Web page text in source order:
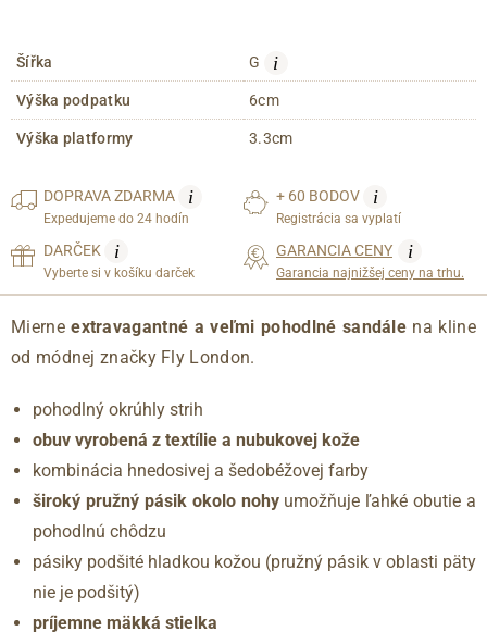
Šířka G i
Výška podpatku 6cm
Výška platformy 3.3cm
DOPRAVAZDARMA i
Expedujeme do 24 hodín
+ 60 BODOV i
Registrácia sa vyplatí
DARČEK i
Vyberte si v košíku darček
GARANCIA CENY i
Garancia najnižšej ceny na trhu.
Mierneextravagantné a veľmi pohodlné sandále na kline
od módnej značky Fly London.
pohodlný okrúhly strih
obuv vyrobená z textílie a nubukovej kože
kombinácia hnedosivej a šedobéžovej farby
široký pružný pásik okolo nohyumožňuje ľahké obutie a
pohodlnú chôdzu
pásiky podšité hladkou kožou (pružný pásik v oblasti päty
nie je podšitý)
príjemne mäkká stielka